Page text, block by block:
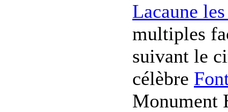
Lacaune
multiples
suivant le
célèbre
Monument